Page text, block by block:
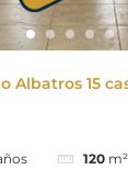
Albatros 15
120 m²